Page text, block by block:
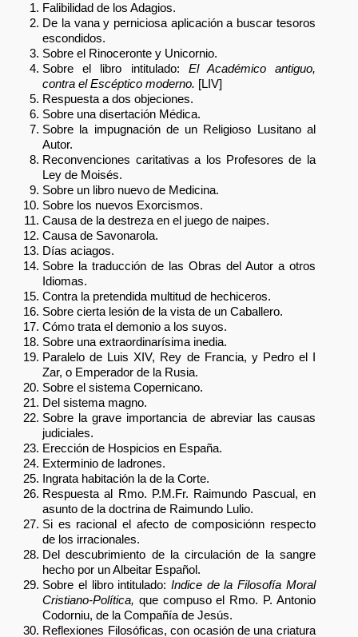
Falibilidad de los Adagios.
De la vana y perniciosa aplicación a buscar tesoros
escondidos.
Sobre el Rinoceronte y Unicornio.
Sobre el libro intitulado: El Académico antiguo,
contra el Escéptico moderno. [LIV]
Respuesta a dos objeciones.
Sobre una disertación Médica.
Sobre la impugnación de un Religioso Lusitano al
Autor.
Reconvenciones caritativas a los Profesores de la
Ley de Moisés.
Sobre un libro nuevo de Medicina.
Sobre los nuevos Exorcismos.
Causa de la destreza en el juego de naipes.
Causa de Savonarola.
Días aciagos.
Sobre la traducción de las Obras del Autor a otros
Idiomas.
Contra la pretendida multitud de hechiceros.
Sobre cierta lesión de la vista de un Caballero.
Cómo trata el demonio a los suyos.
Sobre una extraordinarísima inedia.
Paralelo de Luis XIV, Rey de Francia, y Pedro el I
Zar, o Emperador de la Rusia.
Sobre el sistema Copernicano.
Del sistema magno.
Sobre la grave importancia de abreviar las causas
judiciales.
Erección de Hospicios en España.
Exterminio de ladrones.
Ingrata habitación la de la Corte.
Respuesta al Rmo. P.M.Fr. Raimundo Pascual, en
asunto de la doctrina de Raimundo Lulio.
Si es racional el afecto de composiciónn respecto
de los irracionales.
Del descubrimiento de la circulación de la sangre
hecho por un Albeitar Español.
Sobre el libro intitulado: Indice de la Filosofía Moral
Cristiano-Política, que compuso el Rmo. P. Antonio
Codorniu, de la Compañía de Jesús.
Reflexiones Filosóficas, con ocasión de una criatura